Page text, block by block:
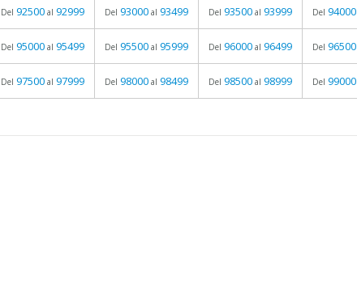
Del 92500 al 92999 Del 93000 al 93499 Del 93500 al 93999 Del 94000
Del 95000 al 95499 Del 95500 al 95999 Del 96000 al 96499 Del 96500
Del 97500 al 97999 Del 98000 al 98499 Del 98500 al 98999 Del 99000